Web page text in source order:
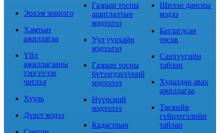
Эрхэм зорилго
Хамтын
ажиллагаа
Үйл
ажиллагааны
тэргүүлэх
чиглэл
Хууль
Дүрст мэдээ
Газрын тосны
ашиглалтын
мэдээлэл
Уул уурхайн
мэдээлэл
Газрын тосны
бүтээгдэхүүний
мэдээлэл
Нүүрсний
мэдээлэл
Кадастрын
Шилэн дансны
мэдээ
Батлагдсан
төсөв
Санхүүгийн
тайлан
Худалдан авах
ажиллагаа
Төсвийн
гүйцэтгэлийн
тайлан